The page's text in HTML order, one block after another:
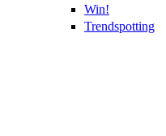
Win!
Trendspotting